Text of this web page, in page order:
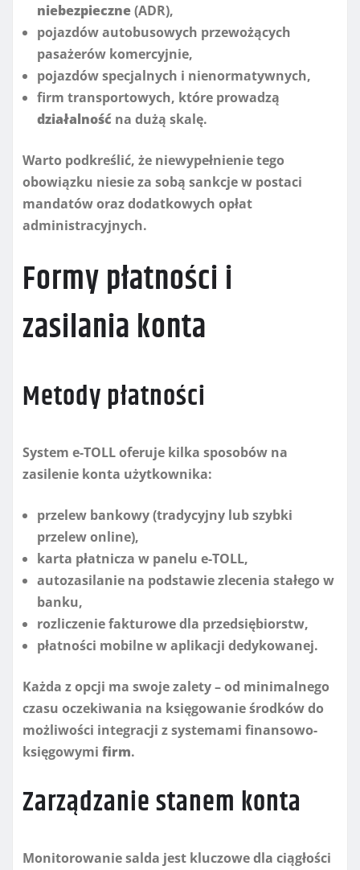
niebezpieczne(ADR),
pojazdów autobusowych przewożących
pasażerów komercyjnie,
pojazdów specjalnych i nienormatywnych,
firm transportowych, które prowadzą
działalność na dużą skalę.
Warto podkreślić, że niewypełnienie tego
obowiązku niesie za sobą sankcje w postaci
mandatów oraz dodatkowych opłat
administracyjnych.
Formy płatności i
zasilania konta
Metody płatności
System e-TOLL oferuje kilka sposobów na
zasilenie konta użytkownika:
przelew bankowy (tradycyjny lub szybki
przelew online),
karta płatnicza w panelu e-TOLL,
autozasilanie na podstawie zlecenia stałego w
banku,
rozliczenie fakturowe dla przedsiębiorstw,
płatności mobilne w aplikacji dedykowanej.
Każda z opcji ma swoje zalety – od minimalnego
czasu oczekiwania na księgowanie środków do
możliwości integracji z systemami finansowo-
księgowymi firm.
Zarządzanie stanem konta
Monitorowanie salda jest kluczowe dla ciągłości